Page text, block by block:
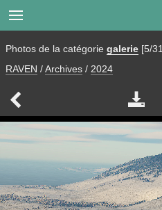

Photos de la catégorie galerie [5/
RAVEN /Archives / 2024
 